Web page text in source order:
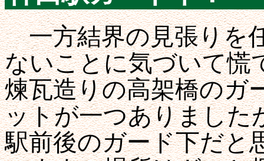
一方結界の見張りを
ないことに気づいて慌
煉瓦造りの高架橋のガ
ットが一つありました
駅前後のガード下だと